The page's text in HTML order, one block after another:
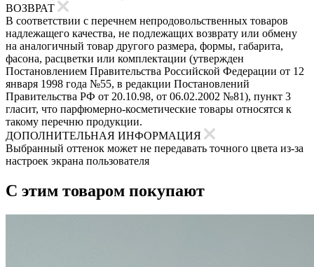
ВОЗВРАТ
В соответствии с перечнем непродовольственных товаров
надлежащего качества, не подлежащих возврату или обмену
на аналогичный товар другого размера, формы, габарита,
фасона, расцветки или комплектации (утвержден
Постановлением Правительства Российской Федерации от 12
января 1998 года №55, в редакции Постановлений
Правительства РФ от 20.10.98, от 06.02.2002 №81), пункт 3
гласит, что парфюмерно-косметические товары относятся к
такому перечню продукции.
ДОПОЛНИТЕЛЬНАЯ ИНФОРМАЦИЯ
Выбранный оттенок может не передавать точного цвета из-за
настроек экрана пользователя
С этим товаром покупают